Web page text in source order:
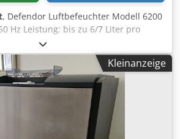
, Defendor Luftbefeuchter Modell 6200
Hz Leistung: bis zu 6/7 Liter pro
bis zu 1200 m³ Dedpfxozb A Rtj
800 m³/Stunde
180 Watt, 260 VA
Kleinanzeige